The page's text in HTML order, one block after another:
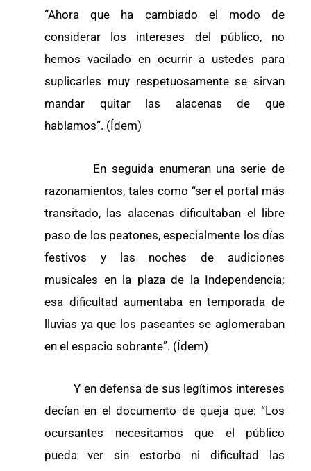
“Ahora que ha cambiado el modo de
considerar los intereses del público, no
hemos vacilado en ocurrir a ustedes para
suplicarles muy respetuosamente se sirvan
mandar quitar las alacenas de que
hablamos”. (Ídem)
En seguida enumeran una serie de
razonamientos, tales como “ser el portal más
transitado, las alacenas dificultaban el libre
paso de los peatones, especialmente los días
festivos y las noches de audiciones
musicales en la plaza de la Independencia;
esa dificultad aumentaba en temporada de
lluvias ya que los paseantes se aglomeraban
en el espacio sobrante”. (Ídem)
Y en defensa de sus legítimos intereses
decían en el documento de queja que: “Los
ocursantes necesitamos que el público
pueda ver sin estorbo ni dificultad las